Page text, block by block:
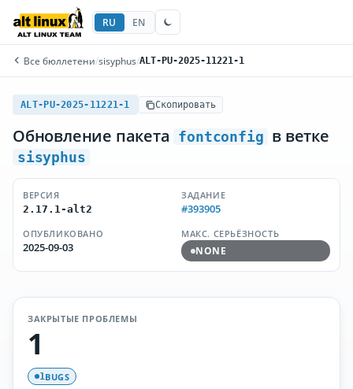
RU EN
Все бюллетени/sisyphus/ALT-PU-2025-11221-1
ALT-PU-2025-11221-1 Скопировать
Обновление пакета fontconfig в ветке
sisyphus
ВЕРСИЯ
2.17.1-alt2
ЗАДАНИЕ
#393905
ОПУБЛИКОВАНО
2025-09-03
МАКС. СЕРЬЁЗНОСТЬ
NONE
ЗАКРЫТЫЕ ПРОБЛЕМЫ
1
1BUGS